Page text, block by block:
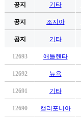
공지 기타
공지 조지아
공지 기타
12693 애틀랜타
12692 뉴욕
12691 기타
12690 캘리포니아